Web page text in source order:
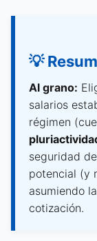
💡
Al grano:
salarios
régimen
seguridad
potencial (y
asumiendo
cotización.